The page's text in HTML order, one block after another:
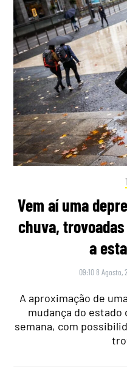
Vem aí uma
chuva,
a
09:10 8 Agosto,
A aproximação de
mudança do
semana, com